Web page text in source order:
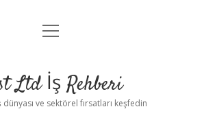
Anasayfa
Yasal Uyarı
menüyü
Ltd İş Rehberi
ve sektörel fırsatları keşfedin